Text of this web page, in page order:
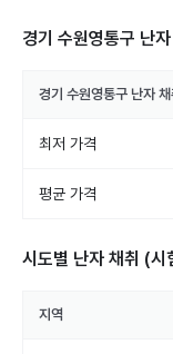
경기 수원영통구 난
경기 수원영통구 난자
최저 가격
평균 가격
시도별 난자 채취 (시
지역